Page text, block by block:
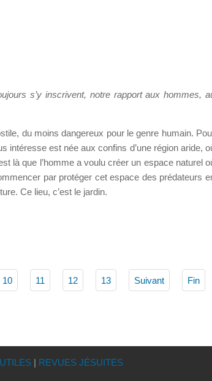
s’y inscrivent, notre rapport aux hommes,
du moins dangereux pour le genre humain.
intéresse est née aux confins d’une région aride,
là que l’homme a voulu créer un espace naturel
par protéger cet espace des prédateurs
Ce lieu, c’est le jardin.
10 11 12 13 Suivant Fin
| REVUES JÉSUITES